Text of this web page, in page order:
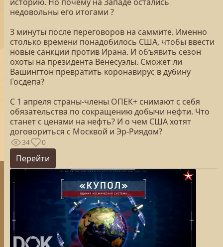
недовольны его итогами ?
3 минуты после переговоров на саммите. Именно
столько времени понадобилось США, чтобы ввести
новые санкции против Ирана. И объявить сезон
охоты на президента Венесуэлы. Сможет ли
Вашингтон превратить коронавирус в дубину
Госдепа?
С 1 апреля страны-члены ОПЕК+ снимают с себя
обязательства по сокращению добычи нефти. Что
станет с ценами на нефть? И о чем США хотят
договориться с Москвой и Эр-Риядом?
34 0
Перейти